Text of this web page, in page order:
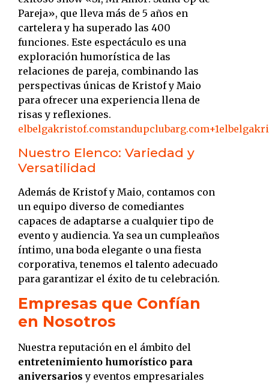
Pareja», que lleva más de 5 años en
cartelera y ha superado las 400
funciones. Este espectáculo es una
exploración humorística de las
relaciones de pareja, combinando las
perspectivas únicas de Kristof y Maio
para ofrecer una experiencia llena de
risas y reflexiones.
elbelgakristof.comstandupclubarg.com+1
Nuestro Elenco: Variedad y
Versatilidad
Además de Kristof y Maio, contamos con
un equipo diverso de comediantes
capaces de adaptarse a cualquier tipo de
evento y audiencia. Ya sea un cumpleaños
íntimo, una boda elegante o una fiesta
corporativa, tenemos el talento adecuado
para garantizar el éxito de tu celebración.
Empresas que Confían
en Nosotros
Nuestra reputación en el ámbito del
entretenimiento humorístico para
aniversarios y eventos empresariales